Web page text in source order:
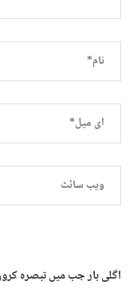
اگلی بار جب میں تبصرہ